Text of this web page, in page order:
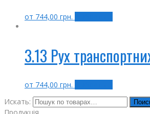
от 744,00 грн.
3.13 Рух
от 744,00 грн.
Искать: